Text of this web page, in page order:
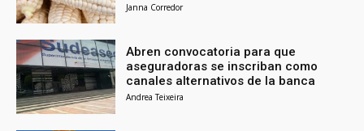
Janna Corredor
Abren convocatoria para que
aseguradoras se inscriban como
canales alternativos de la banca
Andrea Teixeira